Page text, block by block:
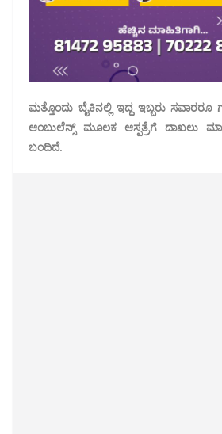
ಮತ್ತೊಂದು ಬೈಕಿನಲ್ಲಿ ಇದ್ದ ಇಬ್ಬರು ಸವಾರರೂ
ಆಂಬುಲೆನ್ಸ್ ಮೂಲಕ ಆಸ್ಪತ್ರೆಗೆ ದಾಖಲು
ಬಂದಿದೆ.